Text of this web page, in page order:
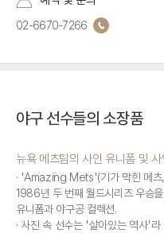
02-6670-7266
야구 선수들의 소장품
뉴욕 메츠팀의 사인 유니폼 및
'Amazing Mets'(기가 막힌 메츠,
1986년 두 번째 월드시리즈 우승
유니폼과 야구공 컬렉션.
사진 속 선수는 '살아있는 역사'